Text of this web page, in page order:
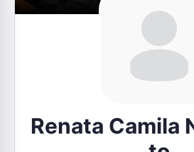
Renata Camila